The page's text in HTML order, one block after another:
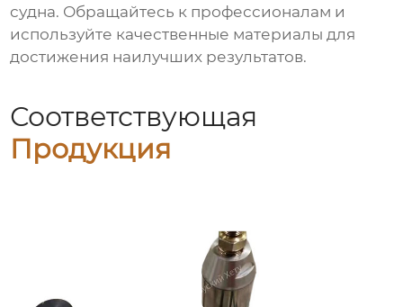
судна. Обращайтесь к профессионалам и
используйте качественные материалы для
достижения наилучших результатов.
Соответствующая
Продукция